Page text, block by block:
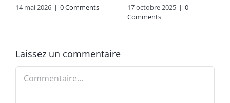
14 mai 2026 | 0 Comments 17 octobre 2025 | 0
Comments
Laissez un commentaire
Commentaire